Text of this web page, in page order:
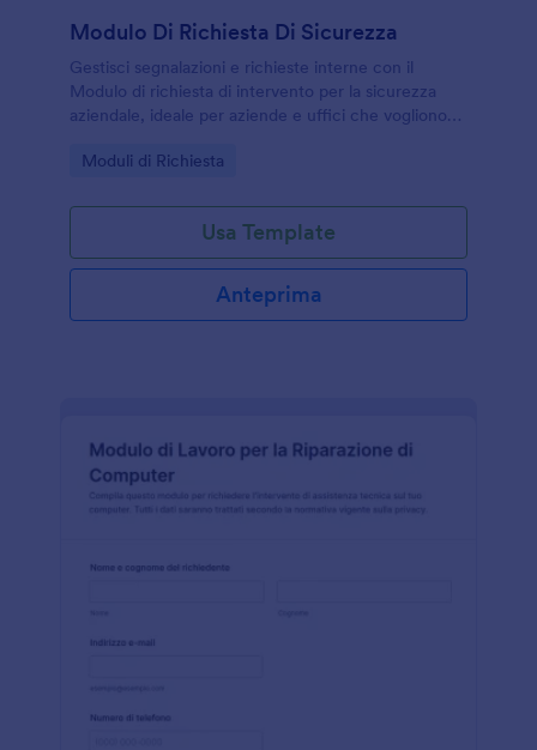
Modulo Di Richiesta Di Sicurezza
Gestisci segnalazioni e richieste interne con il
Modulo di richiesta di intervento per la sicurezza
aziendale, ideale per aziende e uffici che vogliono
risposta in modo centralizzato.
Go to Category:
Moduli di Richiesta
Usa Template
Anteprima